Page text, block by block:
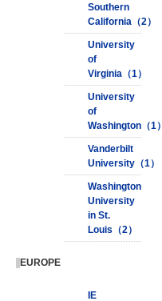
Southern
California（2）
University
of
Virginia（1）
University
of
Washington（1）
Vanderbilt
University（1）
Washington
University
in St.
Louis（2）
EUROPE
IE